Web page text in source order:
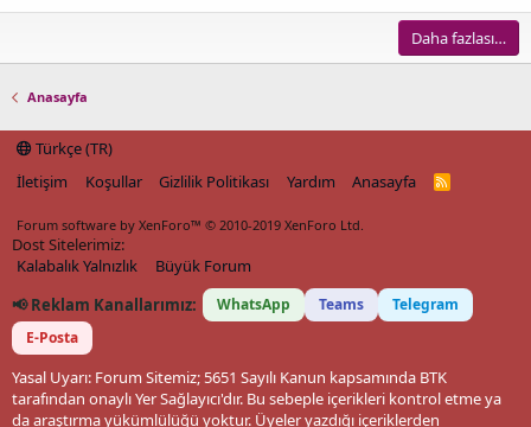
Daha fazlası…
Anasayfa
Türkçe (TR)
İletişim
Koşullar Gizlilik Politikası Yardım Anasayfa
R
Forum software by XenForo™ © 2010-2019 XenForo Ltd.
Dost Sitelerimiz:
Kalabalık Yalnızlık
Büyük Forum
📢 Reklam Kanallarımız:
WhatsApp Teams
Telegram
E-Posta
Yasal Uyarı: Forum Sitemiz; 5651 Sayılı Kanun kapsamında BTK
tarafından onaylı Yer Sağlayıcı'dır. Bu sebeple içerikleri kontrol etme ya
da araştırma yükümlülüğü yoktur. Üyeler yazdığı içeriklerden